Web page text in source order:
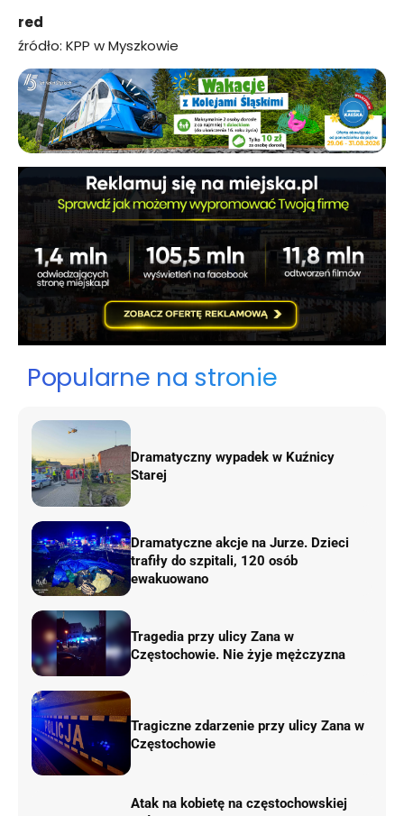
red
źródło: KPP w Myszkowie
Popularne na stronie
Dramatyczny wypadek w Kuźnicy
Starej
Dramatyczne akcje na Jurze. Dzieci
trafiły do szpitali, 120 osób
ewakuowano
Tragedia przy ulicy Zana w
Częstochowie. Nie żyje mężczyzna
Tragiczne zdarzenie przy ulicy Zana w
Częstochowie
Atak na kobietę na częstochowskiej